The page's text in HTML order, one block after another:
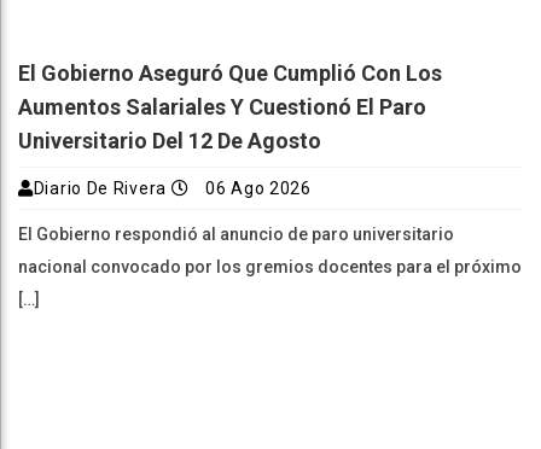
El Gobierno Aseguró Que Cumplió Con Los
Aumentos Salariales Y Cuestionó El Paro
Universitario Del 12 De Agosto
Diario De Rivera 06 Ago 2026
El Gobierno respondió al anuncio de paro universitario
nacional convocado por los gremios docentes para el próximo
[…]